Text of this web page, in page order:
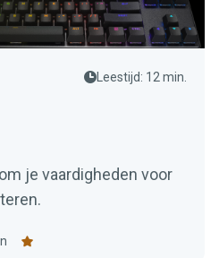
Leestijd: 12 min.
je vaardigheden voor